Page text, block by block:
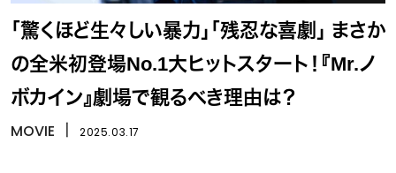
「驚くほど生々しい暴力」「残忍な喜劇」 まさか
の全米初登場No.1大ヒットスタート！『Mr.ノ
ボカイン』劇場で観るべき理由は？
MOVIE 2025.03.17